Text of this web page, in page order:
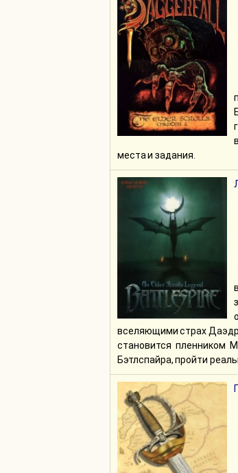
места и задания.
вселяющими страх
становится пленником
Бэтлспайра, пройти